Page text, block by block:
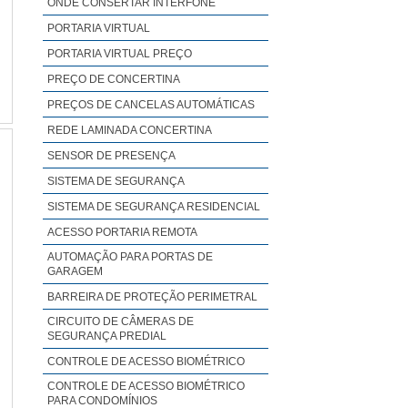
ONDE CONSERTAR INTERFONE
PORTARIA VIRTUAL
PORTARIA VIRTUAL PREÇO
PREÇO DE CONCERTINA
PREÇOS DE CANCELAS AUTOMÁTICAS
REDE LAMINADA CONCERTINA
SENSOR DE PRESENÇA
SISTEMA DE SEGURANÇA
SISTEMA DE SEGURANÇA RESIDENCIAL
ACESSO PORTARIA REMOTA
AUTOMAÇÃO PARA PORTAS DE
GARAGEM
BARREIRA DE PROTEÇÃO PERIMETRAL
CIRCUITO DE CÂMERAS DE
SEGURANÇA PREDIAL
CONTROLE DE ACESSO BIOMÉTRICO
CONTROLE DE ACESSO BIOMÉTRICO
PARA CONDOMÍNIOS